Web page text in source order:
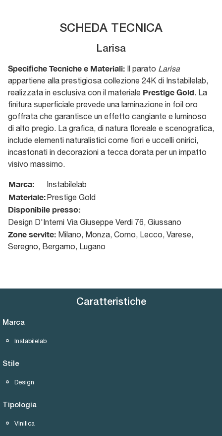
SCHEDA TECNICA
Larisa
Specifiche Tecniche e Materiali: Il parato Larisa
appartiene alla prestigiosa collezione 24K di Instabilelab,
realizzata in esclusiva con il materiale Prestige Gold. La
finitura superficiale prevede una laminazione in foil oro
goffrata che garantisce un effetto cangiante e luminoso
di alto pregio. La grafica, di natura floreale e scenografica,
include elementi naturalistici come fiori e uccelli onirici,
incastonati in decorazioni a tecca dorata per un impatto
visivo massimo.
Marca: Instabilelab
Materiale:Prestige Gold
Disponibile presso:
Design D'Interni Via Giuseppe Verdi 76, Giussano
Zone servite: Milano, Monza, Como, Lecco, Varese,
Seregno, Bergamo, Lugano
Caratteristiche
Marca
Instabilelab
Stile
Design
Tipologia
Vinilica